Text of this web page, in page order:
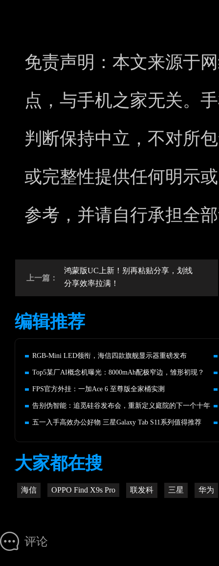
免责声明：本文来源于
点，与手机之家无关。
判断保持中立，不对所
或完整性提供任何明示
参考，并请自行承担全
上一篇：
鸿蒙版UC上新！别再粘贴分享，划线
分享效率拉满！
编辑推荐
RGB-Mini LED领衔，海信四款旗舰显示器重磅发布
Top5某厂AI概念机曝光：8000mAh配极窄边，雏形初现？
FPS官方外挂：一加Ace 6 至尊版全家桶实测
告别伪智能：追觅硅谷发布会，重新定义庭院的下一个十年
五一入手高效办公好物 三星Galaxy Tab S11系列值得推荐
大家都在搜
海信 OPPO Find X9s Pro 联发科 三星 华为
评论